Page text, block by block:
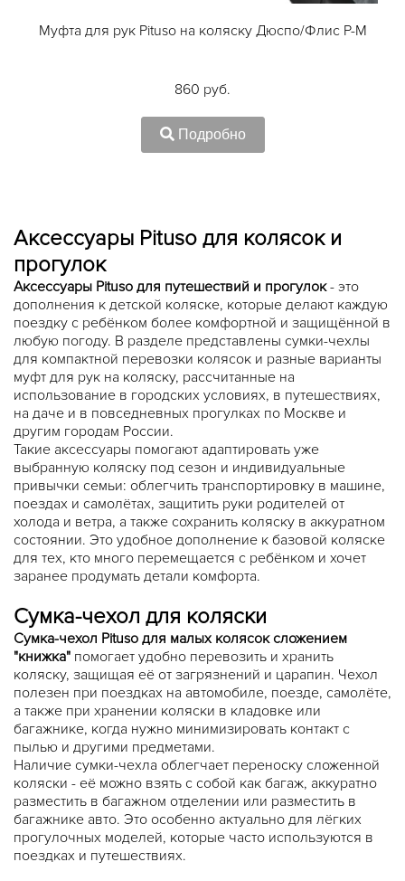
Муфта для рук Pituso на коляску Дюспо/Флис P-M
860 руб.
Подробно
Аксессуары Pituso для колясок и
прогулок
Аксессуары Pituso для путешествий и прогулок- это
дополнения к детской коляске, которые делают каждую
поездку с ребёнком более комфортной и защищённой в
любую погоду. В разделе представлены сумки-чехлы
для компактной перевозки колясок и разные варианты
муфт для рук на коляску, рассчитанные на
использование в городских условиях, в путешествиях,
на даче и в повседневных прогулках по Москве и
другим городам России.
Такие аксессуары помогают адаптировать уже
выбранную коляску под сезон и индивидуальные
привычки семьи: облегчить транспортировку в машине,
поездах и самолётах, защитить руки родителей от
холода и ветра, а также сохранить коляску в аккуратном
состоянии. Это удобное дополнение к базовой коляске
для тех, кто много перемещается с ребёнком и хочет
заранее продумать детали комфорта.
Сумка-чехол для коляски
Сумка-чехол Pituso для малых колясок сложением
"книжка" помогает удобно перевозить и хранить
коляску, защищая её от загрязнений и царапин. Чехол
полезен при поездках на автомобиле, поезде, самолёте,
а также при хранении коляски в кладовке или
багажнике, когда нужно минимизировать контакт с
пылью и другими предметами.
Наличие сумки-чехла облегчает переноску сложенной
коляски - её можно взять с собой как багаж, аккуратно
разместить в багажном отделении или разместить в
багажнике авто. Это особенно актуально для лёгких
прогулочных моделей, которые часто используются в
поездках и путешествиях.